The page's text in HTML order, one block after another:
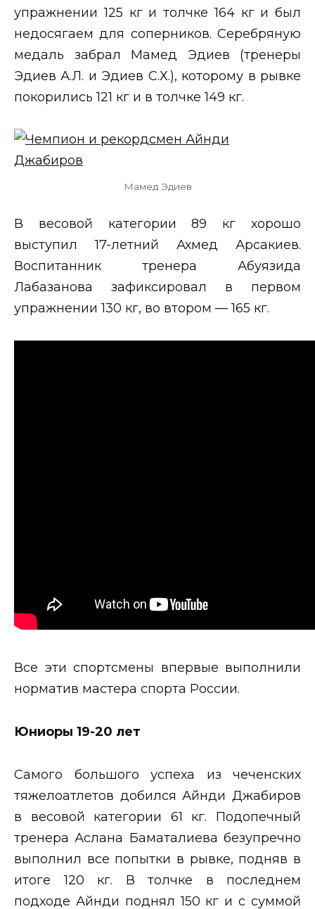
упражнении 125 кг и толчке 164 кг и был
недосягаем для соперников. Серебряную
медаль забрал Мамед Эдиев (тренеры
Эдиев А.Л. и Эдиев С.Х.), которому в рывке
покорились 121 кг и в толчке 149 кг.
Мамед Эдиев
В весовой категории 89 кг хорошо
выступил 17-летний Ахмед Арсакиев.
Воспитанник тренера Абуязида
Лабазанова зафиксировал в первом
упражнении 130 кг, во втором — 165 кг.
Все эти спортсмены впервые выполнили
норматив мастера спорта России.
Юниоры 19-20 лет
Самого большого успеха из чеченских
тяжелоатлетов добился Айнди Джабиров
в весовой категории 61 кг. Подопечный
тренера Аслана Баматалиева безупречно
выполнил все попытки в рывке, подняв в
итоге 120 кг. В толчке в последнем
подходе Айнди поднял 150 кг и с суммой